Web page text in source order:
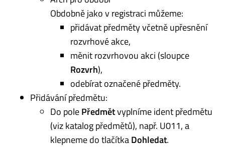
Obdobně jako v registraci můžeme:
přidávat předměty včetně upřesnění
rozvrhové akce,
měnit rozvrhovou akci (sloupce
Rozvrh),
odebírat označené předměty.
Přidávání předmětu:
Do polePředmětvyplníme ident předmětu
(viz katalog předmětů), např. U011, a
klepneme do tlačítkaDohledat.